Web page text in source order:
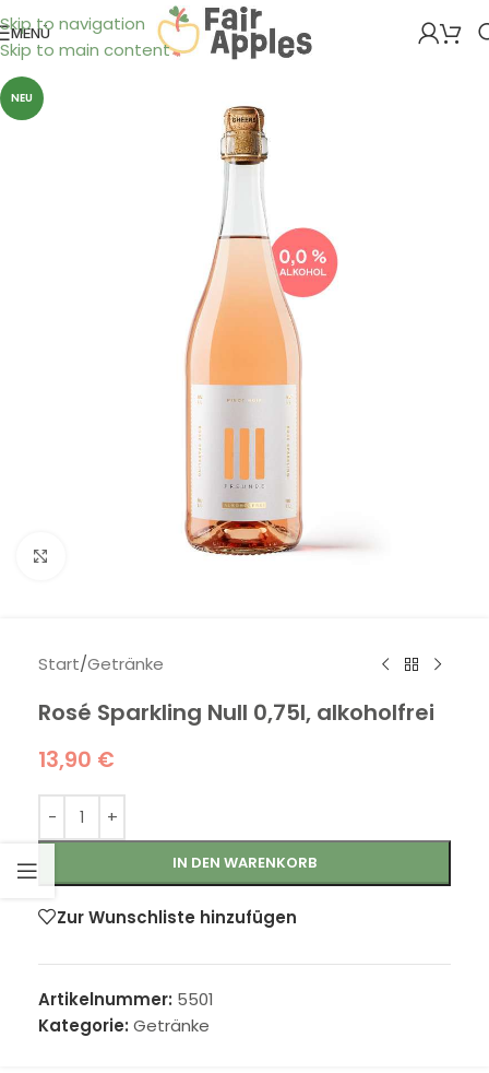
Skip to navigation
Skip to main content
MENÜ
NEU
Klick zum Vergrößern
Start/Getränke
Rosé Sparkling Null 0,75l, alkoholfrei
13,90 €
IN DEN WARENKORB
Zur Wunschliste hinzufügen
Artikelnummer: 5501
Kategorie: Getränke